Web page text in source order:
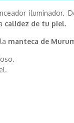
iluminador.
calidez de tu piel.
manteca de